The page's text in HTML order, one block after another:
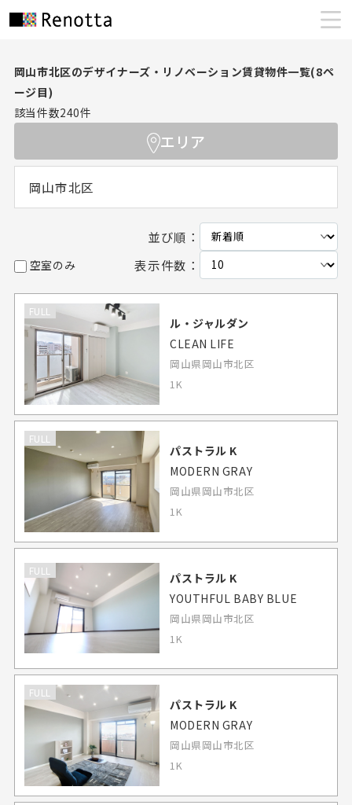
岡山市北区のデザイナーズ・リノベーション賃貸物件一覧(8ペ
ージ目)
該当件数240件
エリア
岡山市北区
並び順：
空室のみ 表示件数：
FULL
ル・ジャルダン
CLEAN LIFE
岡山県岡山市北区
1K
FULL
パストラル K
MODERN GRAY
岡山県岡山市北区
1K
FULL
パストラル K
YOUTHFUL BABY BLUE
岡山県岡山市北区
1K
FULL
パストラル K
MODERN GRAY
岡山県岡山市北区
1K